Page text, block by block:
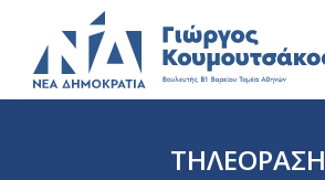
ΤΗΛΕΟΡΑΣΗ